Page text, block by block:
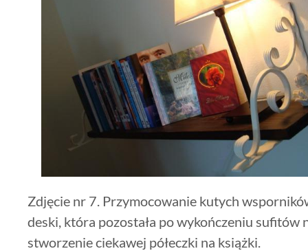
Zdjęcie nr 7. Przymocowanie kutych
deski, która pozostała po wykończeniu sufitów
stworzenie ciekawej półeczki na książki.